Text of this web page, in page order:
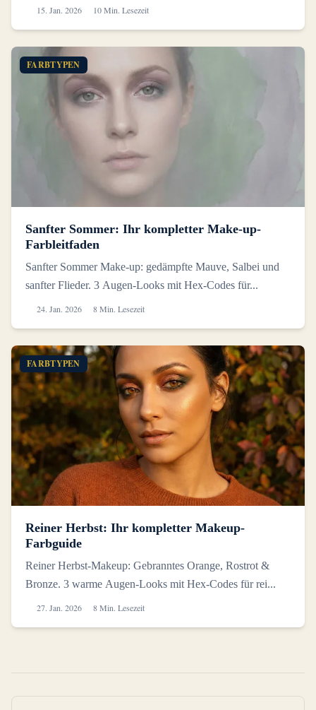
15. Jan. 2026 10 Min. Lesezeit
FARBTYPEN
Sanfter Sommer: Ihr kompletter Make-up-
Farbleitfaden
Sanfter Sommer Make-up: gedämpfte Mauve, Salbei und
sanfter Flieder. 3 Augen-Looks mit Hex-Codes für...
24. Jan. 2026 8 Min. Lesezeit
FARBTYPEN
Reiner Herbst: Ihr kompletter Makeup-
Farbguide
Reiner Herbst-Makeup: Gebranntes Orange, Rostrot &
Bronze. 3 warme Augen-Looks mit Hex-Codes für rei...
27. Jan. 2026 8 Min. Lesezeit